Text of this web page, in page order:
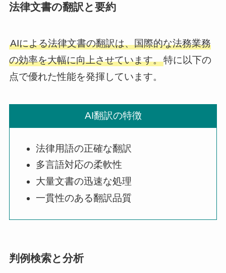
法律文書の翻訳と要約
AIによる法律文書の翻訳は、国際的な法務業務
の効率を大幅に向上させています。特に以下の
点で優れた性能を発揮しています。
AI翻訳の特徴
法律用語の正確な翻訳
多言語対応の柔軟性
大量文書の迅速な処理
一貫性のある翻訳品質
判例検索と分析